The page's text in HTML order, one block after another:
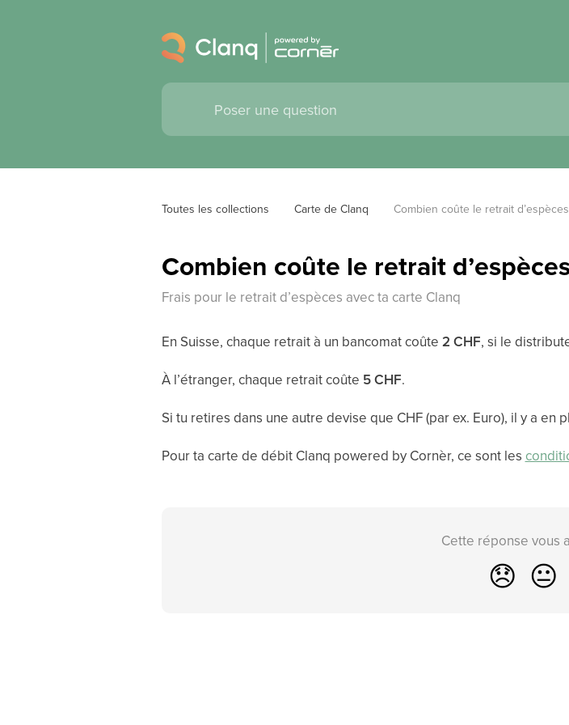
Toutes les collections Carte de Clanq Combien coûte le retrait d’espèces
Combien coûte le retrait
Frais pour le retrait d’espèces avec ta carte Clanq
En Suisse, chaque retrait à un bancomat coûte 2 CHF, si le
À l’étranger, chaque retrait coûte 5 CHF.
Si tu retires dans une autre devise que CHF (par ex. Euro), il y a en
Pour ta carte de débit Clanq powered by Cornèr, ce sont les
Cette réponse vous
😞 😐